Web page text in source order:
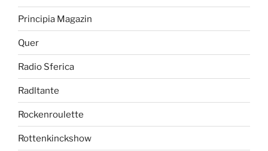
Principia Magazin
Quer
Radio Sferica
Radltante
Rockenroulette
Rottenkinckshow